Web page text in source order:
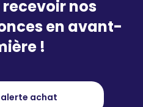
nos
en avant-
!
alerte achat